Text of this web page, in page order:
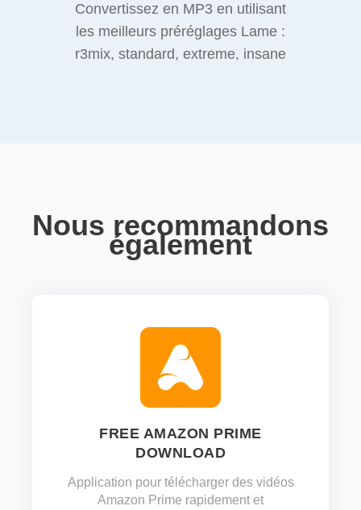
Convertissez en MP3 en utilisant
les meilleurs préréglages Lame :
r3mix, standard, extreme, insane
Nous recommandons
également
FREE AMAZON PRIME
DOWNLOAD
Application pour télécharger des vidéos
Amazon Prime rapidement et